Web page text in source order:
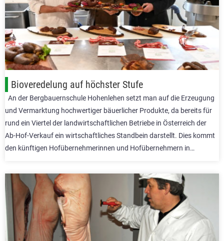
Bioveredelung auf höchster Stufe
An der Bergbauernschule Hohenlehen setzt man auf die Erzeugung
und Vermarktung hochwertiger bäuerlicher Produkte, da bereits für
rund ein Viertel der landwirtschaftlichen Betriebe in Österreich der
Ab-Hof-Verkauf ein wirtschaftliches Standbein darstellt. Dies kommt
den künftigen Hofübernehmerinnen und Hofübernehmern in…